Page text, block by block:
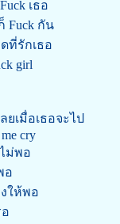
เธอ
Fuck กัน
ที่รักเธอ
girl
ยเมื่อเธอจะไป
cry
ม่พอ
อ
งให้พอ